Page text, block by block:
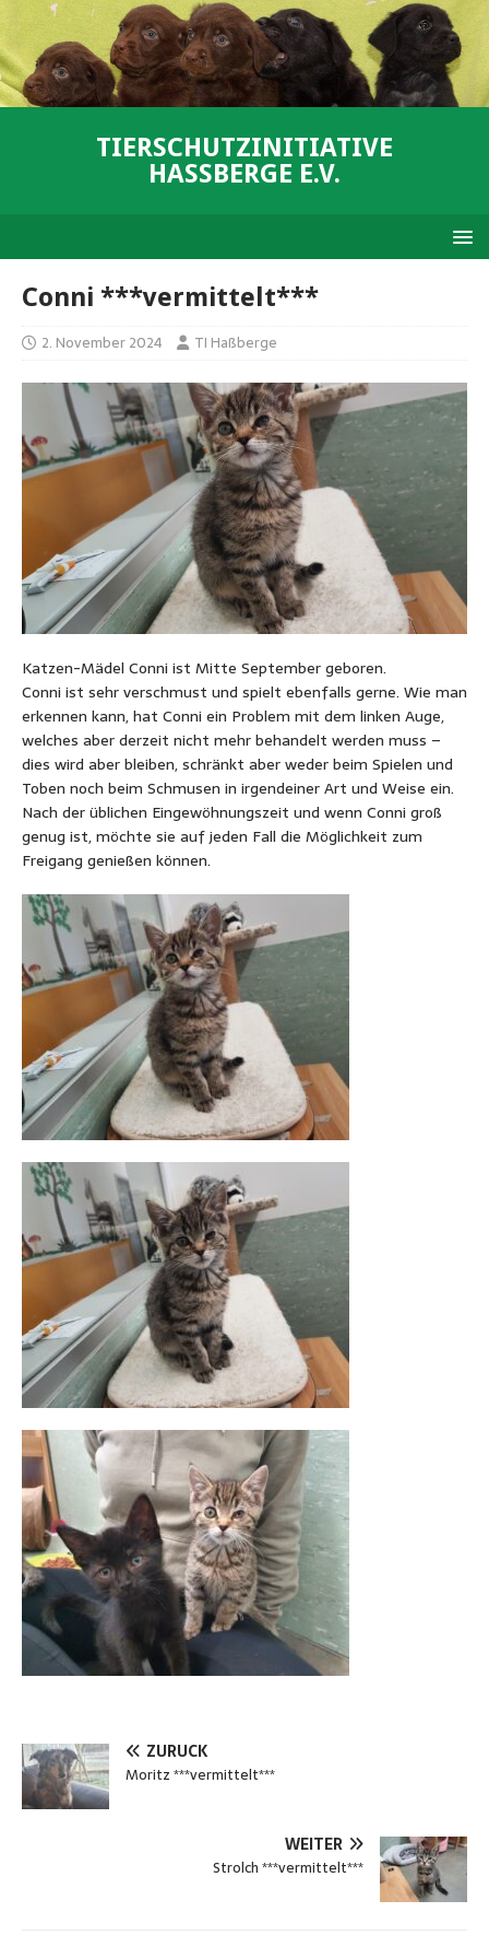
TIERSCHUTZINITIATIVE
HASSBERGE E.V.
Conni ***vermittelt***
2. November 2024 TI Haßberge
Katzen-Mädel Conni ist Mitte September geboren.
Conni ist sehr verschmust und spielt ebenfalls gerne. Wie man
erkennen kann, hat Conni ein Problem mit dem linken Auge,
welches aber derzeit nicht mehr behandelt werden muss –
dies wird aber bleiben, schränkt aber weder beim Spielen und
Toben noch beim Schmusen in irgendeiner Art und Weise ein.
Nach der üblichen Eingewöhnungszeit und wenn Conni groß
genug ist, möchte sie auf jeden Fall die Möglichkeit zum
Freigang genießen können.
ZURÜCK
Moritz ***vermittelt***
WEITER
Strolch ***vermittelt***